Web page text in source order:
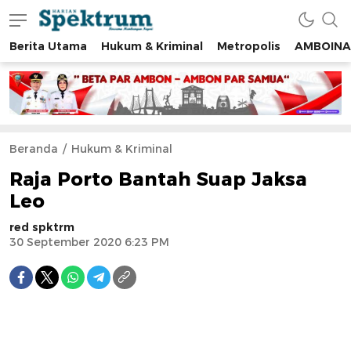
spektrumonline.com
Berita Utama Hukum & Kriminal Metropolis AMBOINA
Beranda Hukum & Kriminal
Raja Porto Bantah Suap Jaksa
Leo
red spktrm
30 September 2020 6:23 PM